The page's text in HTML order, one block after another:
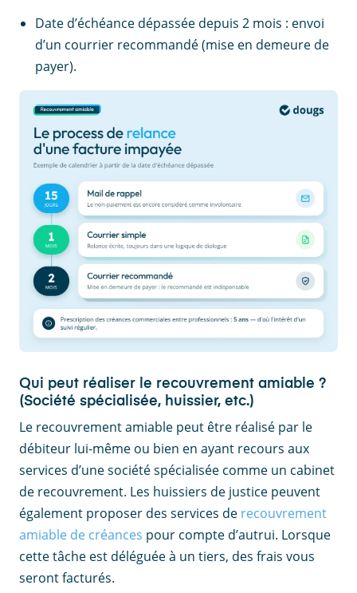
Date d’échéance dépassée depuis 2 mois : envoi
d’un courrier recommandé (mise en demeure de
payer).
Qui peut réaliser le recouvrement amiable ?
(Société spécialisée, huissier, etc.)
Le recouvrement amiable peut être réalisé par le
débiteur lui-même ou bien en ayant recours aux
services d’une société spécialisée comme un cabinet
de recouvrement. Les huissiers de justice peuvent
également proposer des services de recouvrement
amiable de créances pour compte d’autrui. Lorsque
cette tâche est déléguée à un tiers, des frais vous
seront facturés.